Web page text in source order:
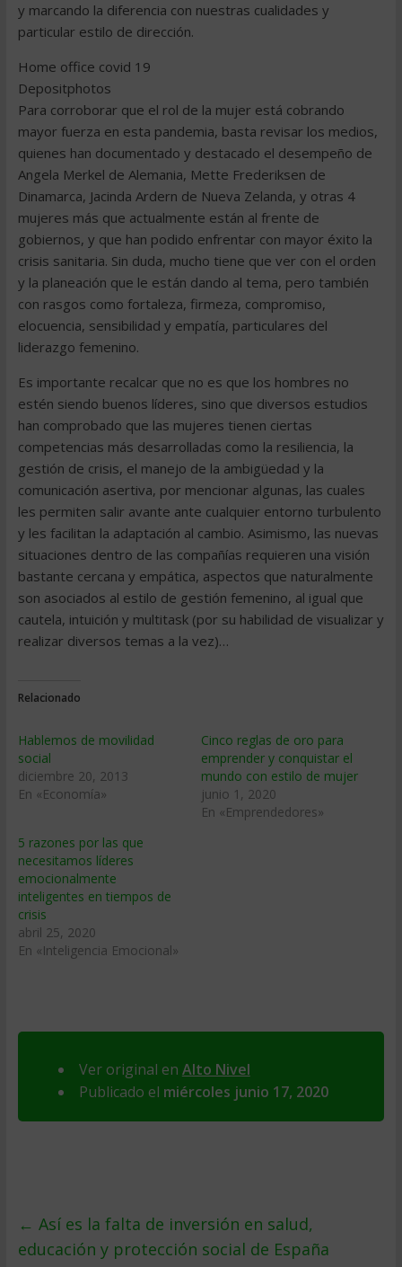
y marcando la diferencia con nuestras cualidades y
particular estilo de dirección.
Home office covid 19
Depositphotos
Para corroborar que el rol de la mujer está cobrando
mayor fuerza en esta pandemia, basta revisar los medios,
quienes han documentado y destacado el desempeño de
Angela Merkel de Alemania, Mette Frederiksen de
Dinamarca, Jacinda Ardern de Nueva Zelanda, y otras 4
mujeres más que actualmente están al frente de
gobiernos, y que han podido enfrentar con mayor éxito la
crisis sanitaria. Sin duda, mucho tiene que ver con el orden
y la planeación que le están dando al tema, pero también
con rasgos como fortaleza, firmeza, compromiso,
elocuencia, sensibilidad y empatía, particulares del
liderazgo femenino.
Es importante recalcar que no es que los hombres no
estén siendo buenos líderes, sino que diversos estudios
han comprobado que las mujeres tienen ciertas
competencias más desarrolladas como la resiliencia, la
gestión de crisis, el manejo de la ambigüedad y la
comunicación asertiva, por mencionar algunas, las cuales
les permiten salir avante ante cualquier entorno turbulento
y les facilitan la adaptación al cambio. Asimismo, las nuevas
situaciones dentro de las compañías requieren una visión
bastante cercana y empática, aspectos que naturalmente
son asociados al estilo de gestión femenino, al igual que
cautela, intuición y multitask (por su habilidad de visualizar y
realizar diversos temas a la vez)…
Relacionado
Hablemos de movilidad
social
diciembre 20, 2013
En «Economía»
Cinco reglas de oro para
emprender y conquistar el
mundo con estilo de mujer
junio 1, 2020
En «Emprendedores»
5 razones por las que
necesitamos líderes
emocionalmente
inteligentes en tiempos de
crisis
abril 25, 2020
En «Inteligencia Emocional»
Ver original en Alto Nivel
Publicado el miércoles junio 17, 2020
← Así es la falta de inversión en salud,
educación y protección social de España